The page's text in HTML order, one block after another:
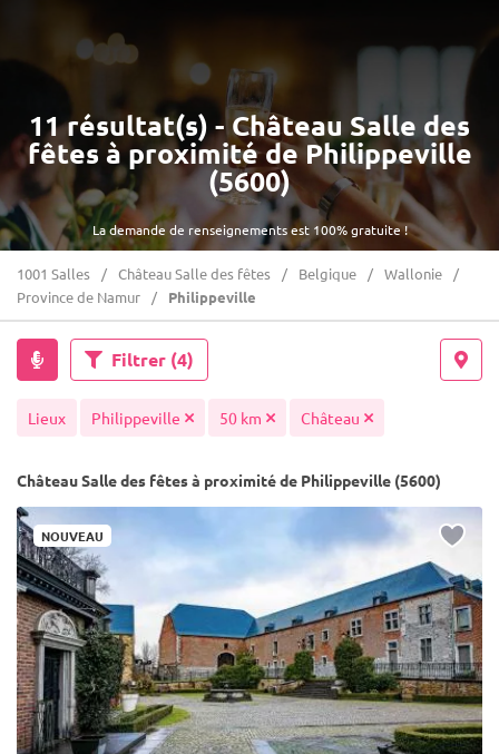
La demande de renseignements est 100% gratuite !
11 résultat(s) - Château Salle des
fêtes à proximité de Philippeville
(5600)
1001 Salles Château Salle des fêtes Belgique
Wallonie
Province de Namur
Philippeville
Filtrer (4)
Lieux Philippeville 50 km Château
Château Salle des fêtes à proximité de Philippeville (5600)
NOUVEAU